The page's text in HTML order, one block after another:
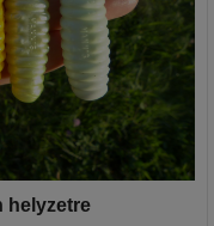
helyzetre